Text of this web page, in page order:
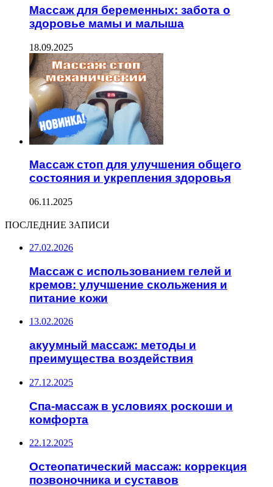
Массаж для беременных: забота о
здоровье мамы и малыша
18.09.2025
Массаж стоп для улучшения общего
состояния и укрепления здоровья
06.11.2025
ПОСЛЕДНИЕ ЗАПИСИ
27.02.2026
Массаж с использованием гелей и
кремов: улучшение скольжения и
питание кожи
13.02.2026
акуумный массаж: методы и
преимущества воздействия
27.12.2025
Спа-массаж в условиях роскоши и
комфорта
22.12.2025
Остеопатический массаж: коррекция
позвоночника и суставов